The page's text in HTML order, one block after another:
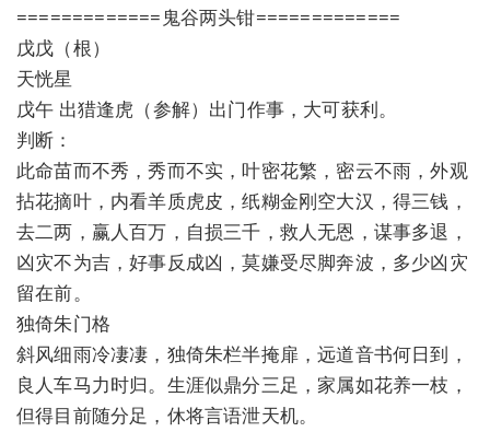
=============鬼谷两头钳=============
戊戊（根）
天恍星
戊午 出猎逢虎（参解）出门作事，大可获利。
判断：
此命苗而不秀，秀而不实，叶密花繁，密云不雨，外观
拈花摘叶，内看羊质虎皮，纸糊金刚空大汉，得三钱，
去二两，赢人百万，自损三千，救人无恩，谋事多退，
凶灾不为吉，好事反成凶，莫嫌受尽脚奔波，多少凶灾
留在前。
独倚朱门格
斜风细雨冷凄凄，独倚朱栏半掩扉，远道音书何日到，
良人车马力时归。生涯似鼎分三足，家属如花养一枝，
但得目前随分足，休将言语泄天机。